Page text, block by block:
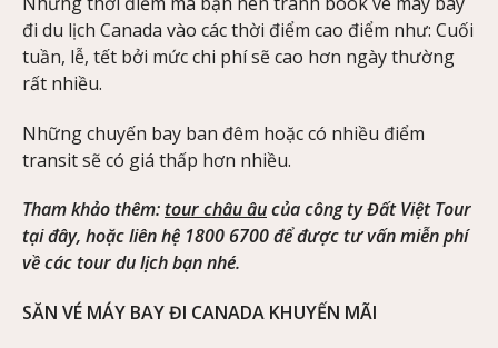
đi du lịch Canada vào các thời điểm cao điểm như: Cuối
tuần, lễ, tết bởi mức chi phí sẽ cao hơn ngày thường
rất nhiều.
Những chuyến bay ban đêm hoặc có nhiều điểm
transit sẽ có giá thấp hơn nhiều.
Tham khảo thêm:tour châu âucủa công ty Đất Việt Tour
tại đây, hoặc liên hệ 1800 6700 để được tư vấn miễn phí
về các tour du lịch bạn nhé.
SĂN VÉ MÁY BAY ĐI CANADA KHUYẾN MÃI